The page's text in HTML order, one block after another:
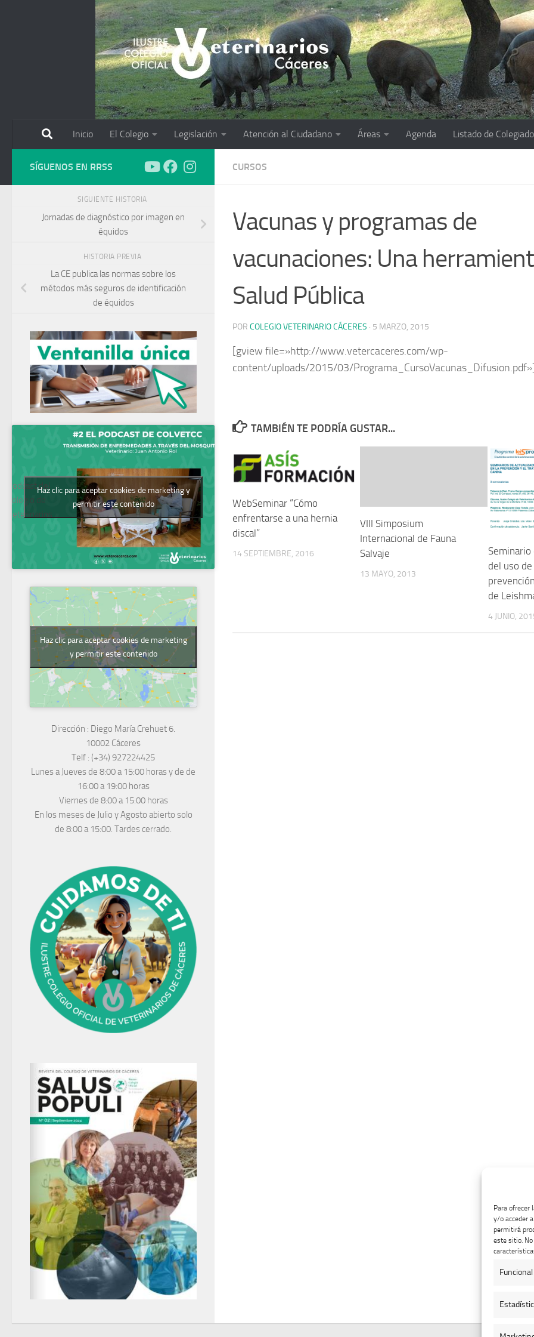
Para ofrecer
y/o acceder
permitirá
este sitio.
Funcional
Inicio El Colegio Legislación Atención al Ciudadano Áreas Agenda Listado de
CURSOS
Vacunas y programas de
vacunaciones: Una
Salud Pública
POR COLEGIO VETERINARIO CÁCERES · 5 MARZO, 2015
[gview file=»http://www.vetercaceres.com/wp-
content/uploads/2015/03/
TAMBIÉN TE PODRÍA GUSTAR...
WebSeminar “Cómo
enfrentarse a una hernia
discal”
14 SEPTIEMBRE, 2016
VIII Simposium
Internacional de Fauna
Salvaje
13 MAYO, 2013
Seminario
del uso
de
4 JUNIO,
SÍGUENOS EN RRSS
SIGUIENTE HISTORIA
Jornadas de diagnóstico por imagen en
équidos
HISTORIA PREVIA
La CE publica las normas sobre los
métodos más seguros de identificación
de équidos
Podcast del
Colegio de
Veterinarios
Haz clic para aceptar cookies de marketing y
permitir este contenido
Haz clic para aceptar cookies de marketing
y permitir este contenido
Dirección : Diego María Crehuet 6.
10002 Cáceres
Telf : (+34) 927224425
Lunes a Jueves de 8:00 a 15:00 horas y de de
16:00 a 19:00 horas
Viernes de 8:00 a 15:00 horas
En los meses de Julio y Agosto abierto solo
de 8:00 a 15:00. Tardes cerrado.